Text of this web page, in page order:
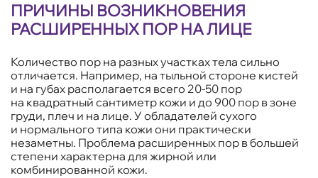
ПРИЧИНЫ ВОЗНИКНОВЕНИЯ
РАСШИРЕННЫХ ПОР НА ЛИЦЕ
Количество пор на разных участках тела сильно
отличается. Например, на тыльной стороне кистей
и на губах располагается всего 20-50 пор
на квадратный сантиметр кожи и до 900 пор в зоне
груди, плеч и на лице. У обладателей сухого
и нормального типа кожи они практически
незаметны. Проблема расширенных пор в большей
степени характерна для жирной или
комбинированной кожи.